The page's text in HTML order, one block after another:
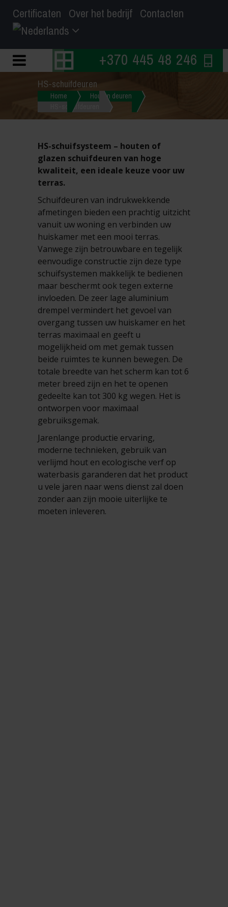
Certificaten Over het bedrijf Contacten
+370 445 48 246
HS-schuifdeuren
Home Houten deuren
HS-schuifdeuren
HS-schuifsysteem – houten of
glazen schuifdeuren van hoge
kwaliteit, een ideale keuze voor uw
terras.
Schuifdeuren van indrukwekkende
afmetingen bieden een prachtig uitzicht
vanuit uw woning en verbinden uw
huiskamer met een mooi terras.
Vanwege zijn betrouwbare en tegelijk
eenvoudige constructie zijn deze type
schuifsystemen makkelijk te bedienen
maar beschermt ook tegen externe
invloeden. De zeer lage aluminium
drempel vermindert het gevoel van
overgang tussen uw huiskamer en het
terras maximaal en geeft u
mogelijkheid om met gemak tussen
beide ruimtes te kunnen bewegen. De
totale breedte van het scherm kan tot 6
meter breed zijn en het te openen
gedeelte kan tot 300 kg wegen. Het is
ontworpen voor maximaal
gebruiksgemak.
Jarenlange productie ervaring,
moderne technieken, gebruik van
verlijmd hout en ecologische verf op
waterbasis garanderen dat het product
u vele jaren naar wens dienst zal doen
zonder aan zijn mooie uiterlijke te
moeten inleveren.